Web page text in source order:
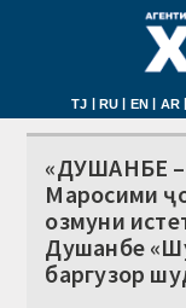
TJ | RU | EN | AR |
«ДУШАНБЕ
Маросими
озмуни
Душанбе
баргузор